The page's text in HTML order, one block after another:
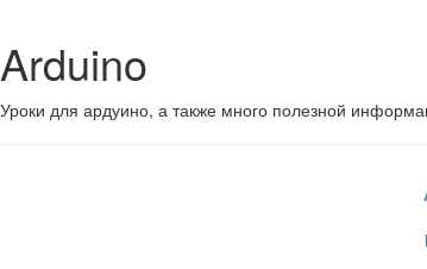
Arduino
Уроки для ардуино, а также много полезной